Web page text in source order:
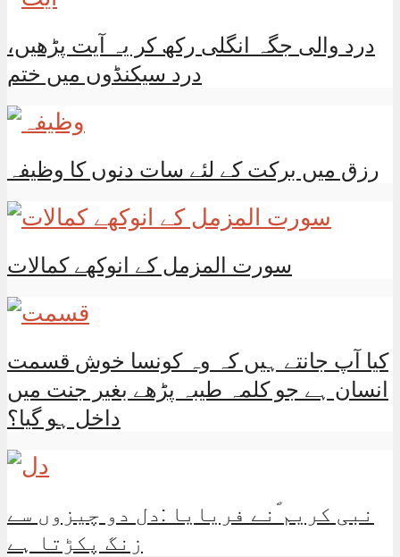
درد والی جگہ انگلی رکھ کر یہ آیت پڑھیں،
درد سیکنڈوں میں ختم
رزق میں برکت کے لئے سات دنوں کا وظیفہ
سورت المزمل کے انوکھے کمالات
کیا آپ جانتے ہیں کہ وہ کونسا خوش قسمت
انسان ہے جو کلمہ طیبہ پڑھے بغیر جنت میں
داخل ہو گیا؟
نبی کریم ؐنے فریایا :دل دو چیزوں سے
زنگ پکڑتا ہے